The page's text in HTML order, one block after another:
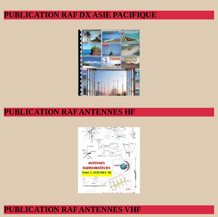
PUBLICATION RAF DX ASIE PACIFIQUE
PUBLICATION RAF ANTENNES HF
PUBLICATION RAF ANTENNES VHF